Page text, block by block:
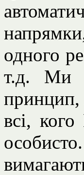
одного
т.д. Ми
принцип,
всі,